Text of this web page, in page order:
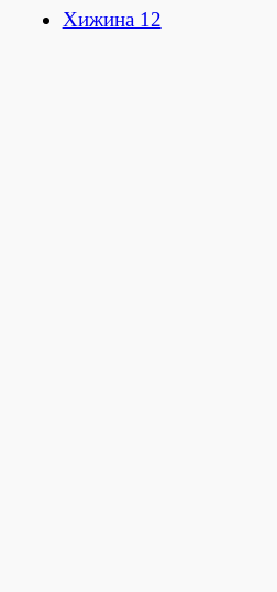
Хижина 12